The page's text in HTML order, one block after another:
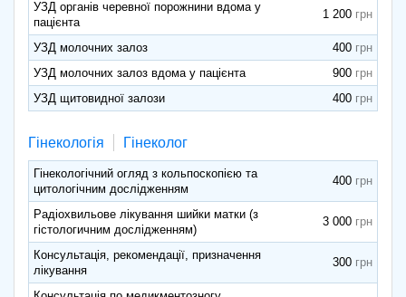
УЗД органів черевної порожнини вдома у
пацієнта
1 200
УЗД молочних залоз
400
УЗД молочних залоз вдома у пацієнта
900
УЗД щитовидної залози
400
Гінекологія Гінеколог
Гінекологічний огляд з кольпоскопією та
цитологічним дослідженням
400
Радіохвильове лікування шийки матки (з
гістологичним дослідженням)
3 000
Консультація, рекомендації, призначення
лікування
300